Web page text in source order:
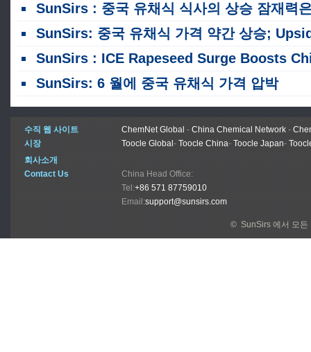
SunSirs : 중국 유채식 식사의 상승 잠재력은 제한적입니
SunSirs: 중국 유채식 가격 약간 상승; Upside Potential
SunSirs : ICE Rapeseed Surge Boosts China Domestic Rapeseed Meal and Rapeseed Oil
SunSirs: 6 월에 중국 유채식 가격 압박
수직 웹 사이트 ChemNet Global - China Chemical Network -
시장
Toocle Global - Toocle China- Toocle Japan-
회사소개
Contact Us
China Head Office:
Tel:+86 571 87759010
Email:support@sunsirs.com
© SunSirs 에서 모